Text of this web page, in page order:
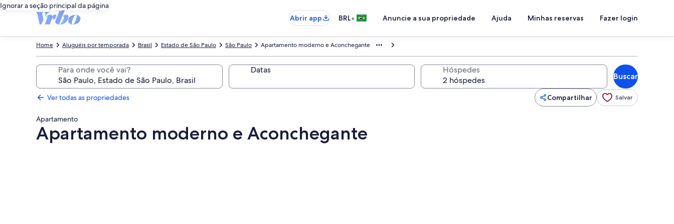
Ignorar a seção principal da página
Abrir app
BRL• Anuncie a sua propriedade Ajuda Minhas reservas Fazer login
Apartamento moderno e Aconchegante
São Paulo
Estado de São Paulo
Brasil
Aluguéis por temporada
Home
Para onde você vai? Datas Hóspedes
Buscar
Ver todas as propriedades Compartilhar Salvar
Apartamento
Apartamento moderno e Aconchegante